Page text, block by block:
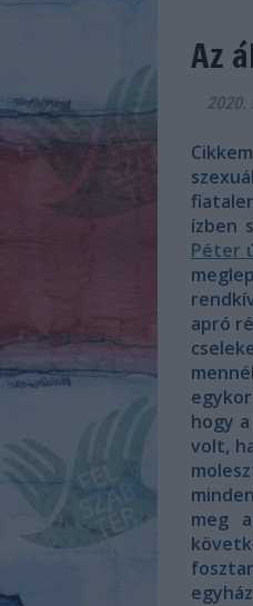
Az
2020.
ízben
Péter
apró
hogy
volt,
meg